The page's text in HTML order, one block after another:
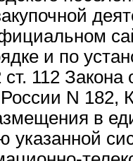
и по
112
N 182,
в
указанной